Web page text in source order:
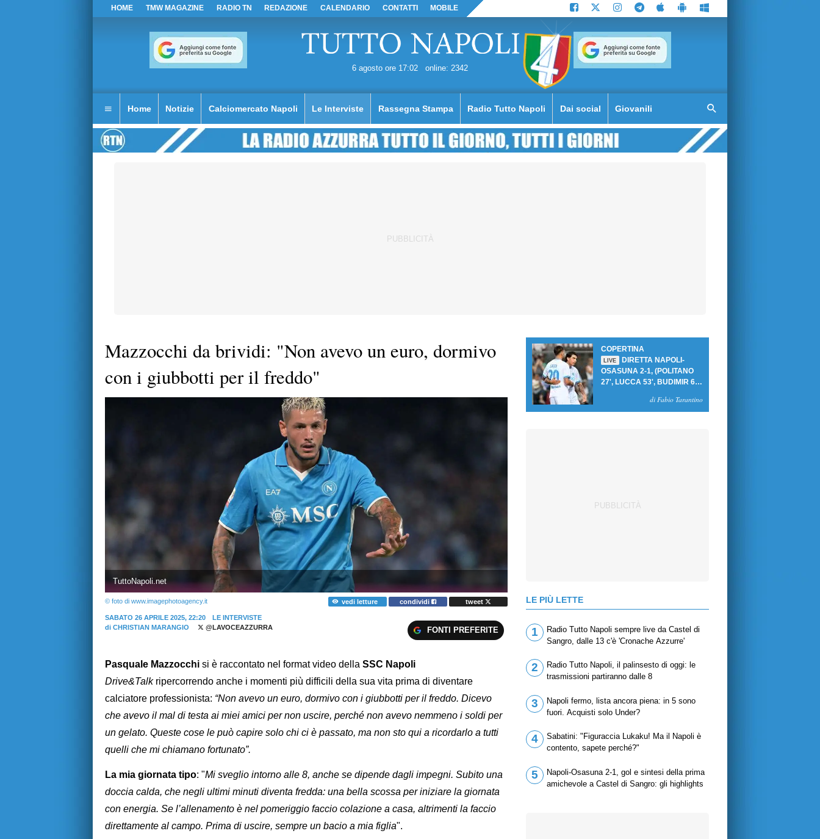
HOME TMW MAGAZINE RADIO TN REDAZIONE CALENDARIO CONTATTI MOBILE
6 agosto ore 17:02 online: 2342
Home Notizie Calciomercato Napoli Le Interviste Rassegna Stampa Radio Tutto Napoli Dai social Giovanili
Mazzocchi da brividi: "Non avevo un euro, dormivo
con i giubbotti per il freddo"
TuttoNapoli.net
© foto di www.imagephotoagency.it vedi letture condividi tweet
SABATO 26 APRILE 2025, 22:20
LE INTERVISTE
di CHRISTIAN MARANGIO @LAVOCEAZZURRA FONTI PREFERITE
Pasquale Mazzocchi si è raccontato nel format video della SSC Napoli
Drive&Talk ripercorrendo anche i momenti più difficili della sua vita prima di diventare
calciatore professionista: “Non avevo un euro, dormivo con i giubbotti per il freddo. Dicevo
che avevo il mal di testa ai miei amici per non uscire, perché non avevo nemmeno i soldi per
un gelato. Queste cose le può capire solo chi ci è passato, ma non sto qui a ricordarlo a tutti
quelli che mi chiamano fortunato”.
La mia giornata tipo: "Mi sveglio intorno alle 8, anche se dipende dagli impegni. Subito una
doccia calda, che negli ultimi minuti diventa fredda: una bella scossa per iniziare la giornata
con energia. Se l’allenamento è nel pomeriggio faccio colazione a casa, altrimenti la faccio
direttamente al campo. Prima di uscire, sempre un bacio a mia figlia".
COPERTINA
LIVE
DIRETTA NAPOLI-
OSASUNA 2-1, (POLITANO
27', LUCCA 53', BUDIMIR 69'
PER PRIMA VITTORIA AL
di Fabio Tarantino
LE PIÙ LETTE
1
Radio Tutto Napoli sempre live da Castel di
Sangro, dalle 13 c'è 'Cronache Azzurre'
2
Radio Tutto Napoli, il palinsesto di oggi: le
trasmissioni partiranno dalle 8
3
Napoli fermo, lista ancora piena: in 5 sono
fuori. Acquisti solo Under?
4
Sabatini: "Figuraccia Lukaku! Ma il Napoli è
contento, sapete perché?"
5
Napoli-Osasuna 2-1, gol e sintesi della prima
amichevole a Castel di Sangro: gli highlights